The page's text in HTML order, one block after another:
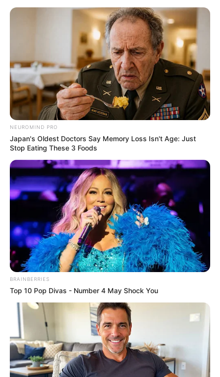
HOME
NEUROMIND PRO
Japan's Oldest Doctors Say Memory Loss Isn't Age: Just
Stop Eating These 3 Foods
BRAINBERRIES
Top 10 Pop Divas - Number 4 May Shock You